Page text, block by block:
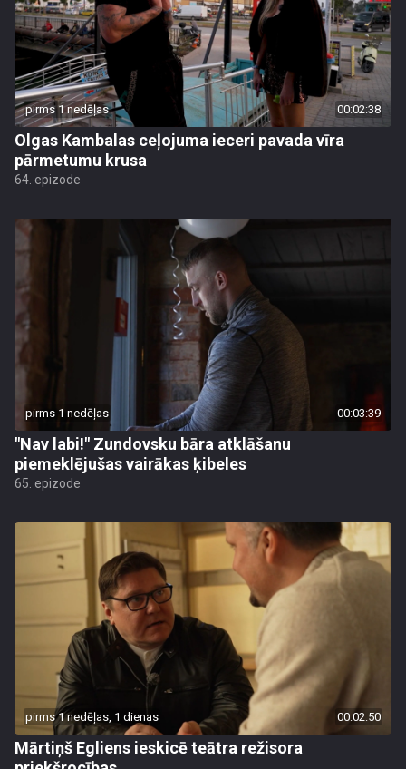
pirms 1 nedēļas 00:02:38
Olgas Kambalas ceļojuma ieceri pavada vīra
pārmetumu krusa
64. epizode
pirms 1 nedēļas 00:03:39
"Nav labi!" Zundovsku bāra atklāšanu
piemeklējušas vairākas ķibeles
65. epizode
pirms 1 nedēļas, 1 dienas 00:02:50
Mārtiņš Egliens ieskicē teātra režisora